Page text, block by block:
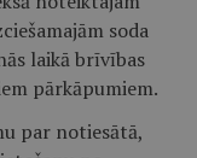
soda
laikā brīvības
pārkāpumiem.
par notiesātā,